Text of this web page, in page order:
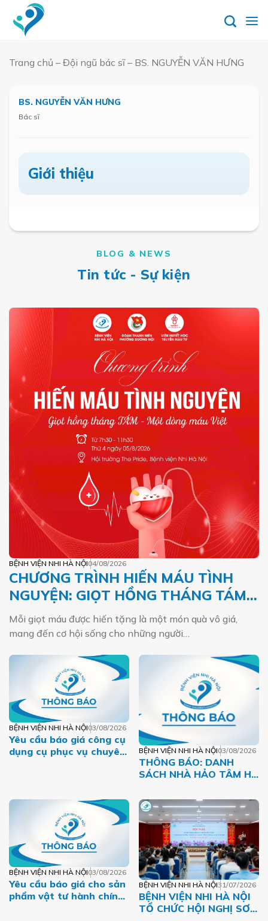
content
Trang chủ – Đội ngũ bác sĩ– BS. NGUYỄN VĂN HƯNG
BS. NGUYỄN VĂN HƯNG
Bác sĩ
Giới thiệu
BLOG & NEWS
Tin tức - Sự kiện
BỆNH VIỆN NHI HÀ NỘI04/08/2026
CHƯƠNG TRÌNH HIẾN MÁU TÌNH
NGUYỆN: GIỌT HỒNG THÁNG TÁM –
MỘT DÒNG MÁU VIỆT
Mỗi giọt máu được hiến tặng là một món quà vô giá,
mang đến cơ hội sống cho những người…
BỆNH VIỆN NHI HÀ NỘI03/08/2026
Yêu cầu báo giá công cụ
dụng cụ phục vụ chuyên
BỆNH VIỆN NHI HÀ NỘI03/08/2026
THÔNG BÁO: DANH
SÁCH NHÀ HẢO TÂM HỖ
HOÀN CẢNH KHÓ KHĂN
THÁNG 07.2026
BỆNH VIỆN NHI HÀ NỘI03/08/2026
Yêu cầu báo giá cho sản
phẩm vật tư hành chính
BỆNH VIỆN NHI HÀ NỘI31/07/2026
BỆNH VIỆN NHI HÀ NỘI
TỔ CHỨC HỘI NGHỊ SƠ